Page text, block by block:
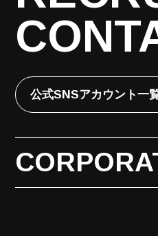
公式SNSアカウント一